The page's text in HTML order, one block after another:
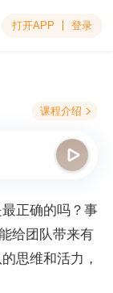
打开APP 登录
课程介绍 

正确的吗？事
给团队带来有
思维和活力，